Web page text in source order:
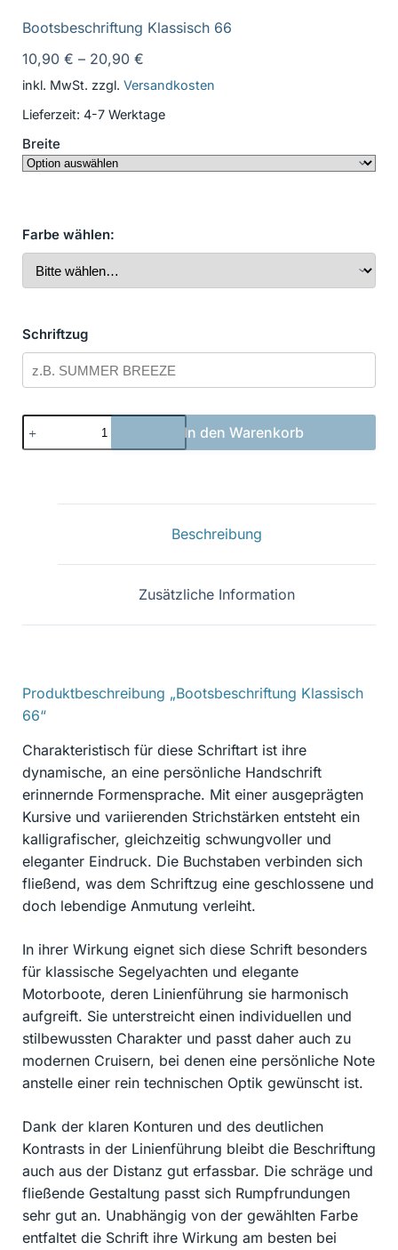
Bootsbeschriftung Klassisch 66
10,90 € – 20,90 €
inkl. MwSt. zzgl. Versandkosten
Lieferzeit: 4-7 Werktage
Breite
Farbe wählen:
Schriftzug
Bootsbeschriftung
Klassisch
In den Warenkorb
Beschreibung
Zusätzliche Information
Produktbeschreibung „Bootsbeschriftung Klassisch
66“
Charakteristisch für diese Schriftart ist ihre
dynamische, an eine persönliche Handschrift
erinnernde Formensprache. Mit einer ausgeprägten
Kursive und variierenden Strichstärken entsteht ein
kalligrafischer, gleichzeitig schwungvoller und
eleganter Eindruck. Die Buchstaben verbinden sich
fließend, was dem Schriftzug eine geschlossene und
doch lebendige Anmutung verleiht.
In ihrer Wirkung eignet sich diese Schrift besonders
für klassische Segelyachten und elegante
Motorboote, deren Linienführung sie harmonisch
aufgreift. Sie unterstreicht einen individuellen und
stilbewussten Charakter und passt daher auch zu
modernen Cruisern, bei denen eine persönliche Note
anstelle einer rein technischen Optik gewünscht ist.
Dank der klaren Konturen und des deutlichen
Kontrasts in der Linienführung bleibt die Beschriftung
auch aus der Distanz gut erfassbar. Die schräge und
fließende Gestaltung passt sich Rumpfrundungen
sehr gut an. Unabhängig von der gewählten Farbe
entfaltet die Schrift ihre Wirkung am besten bei